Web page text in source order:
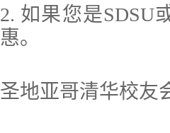
2. 如果您是SDSU
惠。
圣地亚哥清华校友